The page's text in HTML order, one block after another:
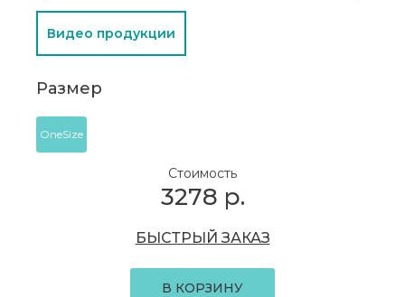
Видео продукции
Размер
OneSize
Стоимость
3278 р.
БЫСТРЫЙ ЗАКАЗ
В КОРЗИНУ